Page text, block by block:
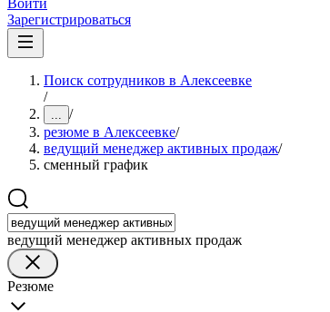
Войти
Зарегистрироваться
Поиск сотрудников в Алексеевке
/
... /
резюме в Алексеевке/
ведущий менеджер активных продаж/
сменный график
ведущий менеджер активных продаж
Резюме